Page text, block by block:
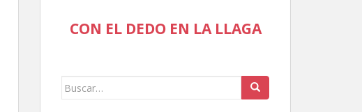
CON EL DEDO EN LA LLAGA
Buscar: